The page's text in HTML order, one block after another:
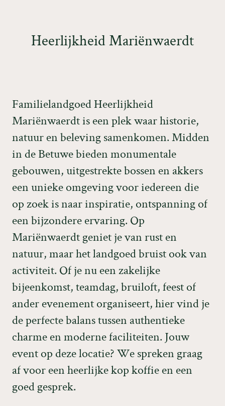
Heerlijkheid Mariënwaerdt
FamilielandgoedHeerlijkheid
Mariënwaerdtiseenplekwaarhistorie,
natuurenbelevingsamenkomen.Midden
in deBetuwebiedenmonumentale
gebouwen,uitgestrektebossen en akkers
eenuniekeomgevingvooriedereen die
opzoekisnaarinspiratie, ontspanningof
eenbijzondereervaring. Op
Mariënwaerdtgenietjevanrusten
natuur,maarhetlandgoedbruistookvan
activiteit. Ofjenueenzakelijke
bijeenkomst,teamdag,bruiloft,feestof
anderevenementorganiseert,hiervindje
deperfectebalanstussen authentieke
charmeenmodernefaciliteiten.Jouw
eventop dezelocatie?Wesprekengraag
afvooreenheerlijkekopkoffieen een
goedgesprek.